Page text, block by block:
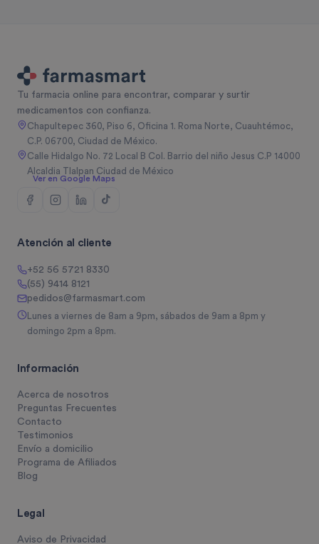
Tu farmacia online para encontrar, comparar y surtir
medicamentos con confianza.
Chapultepec 360, Piso 6, Oficina 1. Roma Norte, Cuauhtémoc,
C.P. 06700, Ciudad de México.
Calle Hidalgo No. 72 Local B Col. Barrio del niño Jesus C.P 14000
Alcaldia Tlalpan Ciudad de México
Ver en Google Maps
Atención al cliente
+52 56 5721 8330
(55) 9414 8121
pedidos@farmasmart.com
Lunes a viernes de 8am a 9pm, sábados de 9am a 8pm y
domingo 2pm a 8pm.
Información
Acerca de nosotros
Preguntas Frecuentes
Contacto
Testimonios
Envío a domicilio
Programa de Afiliados
Blog
Legal
Aviso de Privacidad